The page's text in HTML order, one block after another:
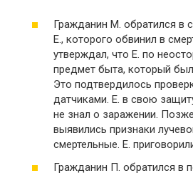
Гражданин М. обратился в
Е., которого обвинил в
утверждал, что Е. по
предмет быта, который
Это подтвердилось
датчиками. Е. в свою
не знал о заражении.
выявились признаки
смертельные. Е.
Гражданин П. обратился в